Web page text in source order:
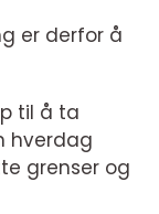
er derfor å
til å ta
hverdag
grenser og